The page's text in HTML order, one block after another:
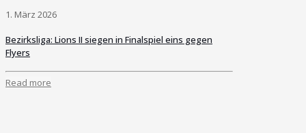
1. März 2026
Bezirksliga: Lions II siegen in Finalspiel eins gegen
Flyers
Read more